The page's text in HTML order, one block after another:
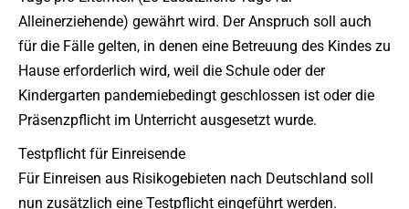
Alleinerziehende) gewährt wird. Der Anspruch soll auch
für die Fälle gelten, in denen eine Betreuung des Kindes zu
Hause erforderlich wird, weil die Schule oder der
Kindergarten pandemiebedingt geschlossen ist oder die
Präsenzpflicht im Unterricht ausgesetzt wurde.
Testpflicht für Einreisende
Für Einreisen aus Risikogebieten nach Deutschland soll
nun zusätzlich eine Testpflicht eingeführt werden.